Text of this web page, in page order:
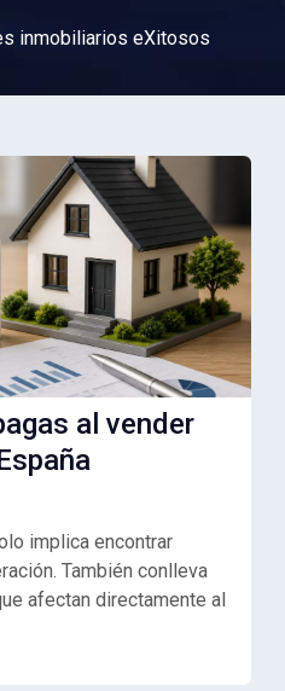
inmobiliarios eXitosos
al vender
implica encontrar
También conlleva
afectan directamente al